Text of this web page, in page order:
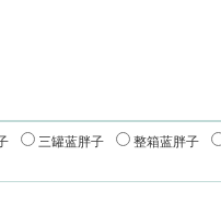
三罐蓝胖子 整箱蓝胖子